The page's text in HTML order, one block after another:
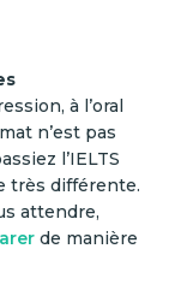
à l’oral
n’est pas
l’IELTS
très différente.
attendre,
de manière